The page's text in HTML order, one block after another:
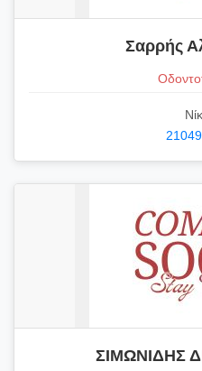
Σαρρής
ΣΙΜΩΝΙΔΗΣ